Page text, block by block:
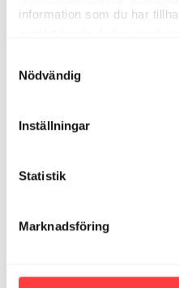
information som du har
Nödvändig
Inställningar
Statistik
Marknadsföring